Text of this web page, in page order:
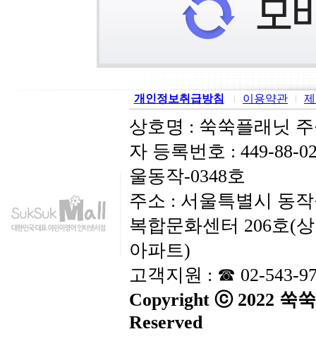
개인정보취급방침 이용약관
상호명 : 쑥쑥플래닛
자 등록번호 : 449-88-
울동작-0348호
주소 : 서울특별시 동
복합문화센터 206호(
아파트)
고객지원 : ☎ 02-543-
Copyright ⓒ 2022 쑥
Reserved